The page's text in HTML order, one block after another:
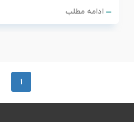
ادامه مطلب
1